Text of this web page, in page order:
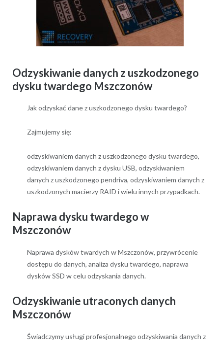
Odzyskiwanie danych z uszkodzonego
dysku twardego Mszczonów
Jak odzyskać dane z uszkodzonego dysku twardego?
Zajmujemy się:
odzyskiwaniem danych z uszkodzonego dysku twardego,
odzyskiwaniem danych z dysku USB, odzyskiwaniem
danych z uszkodzonego pendriva, odzyskiwaniem danych z
uszkodzonych macierzy RAID i wielu innych przypadkach.
Naprawa dysku twardego w
Mszczonów
Naprawa dysków twardych w Mszczonów, przywrócenie
dostępu do danych, analiza dysku twardego, naprawa
dysków SSD w celu odzyskania danych.
Odzyskiwanie utraconych danych
Mszczonów
Świadczymy usługi profesjonalnego odzyskiwania danych z